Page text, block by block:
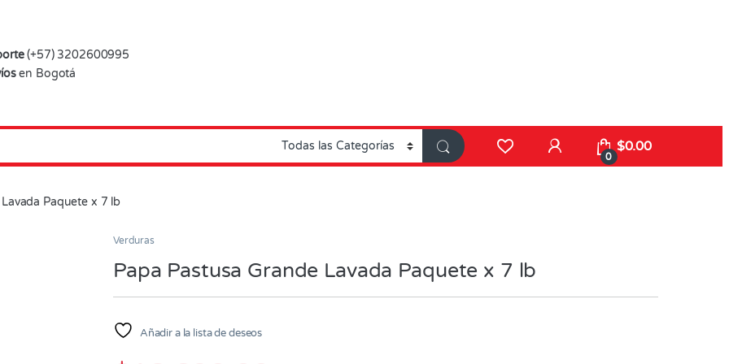
(+57) 3202600995
en Bogotá
0
$0.00
Paquete x 7 lb
Verduras
Papa Pastusa Grande Lavada Paquete x 7 lb
Añadir a la lista de deseos